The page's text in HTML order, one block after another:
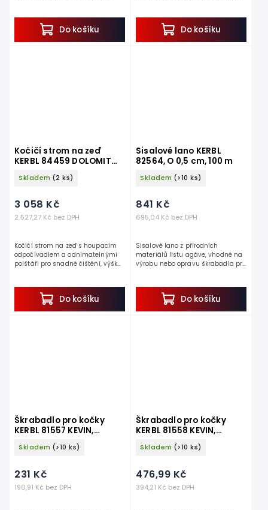
Do košíku Do košíku
kočky, které nezabere...
Kočičí strom na zeď
KERBL 84459 DOLOMIT
GRAPPA PRO, 138x70x50
cm
Skladem (2 ks)
2 527,27 Kč bez DPH
3 058 Kč
Do košíku
Kočičí strom na zeď s houpacím
odpočívadlem a odnímatelnými
polštáři pro snadné čištění, výška
Sisalové lano KERBL
82564, O 0,5 cm, 100 m
Skladem (>10 ks)
695,04 Kč bez DPH
841 Kč
Do košíku
Sisalové lano z přírodních
materiálů listu agáve, vhodné na
výrobu nebo opravu škrabadla pro
Škrabadlo pro kočky
KERBL 81557 KEVIN,
rohové 80x28cm
Skladem (>10 ks)
190,91 Kč bez DPH
231 Kč
Škrabadlo pro kočky
KERBL 81558 KEVIN,
rohové 100x56cm
Skladem (>10 ks)
394,21 Kč bez DPH
476,99 Kč